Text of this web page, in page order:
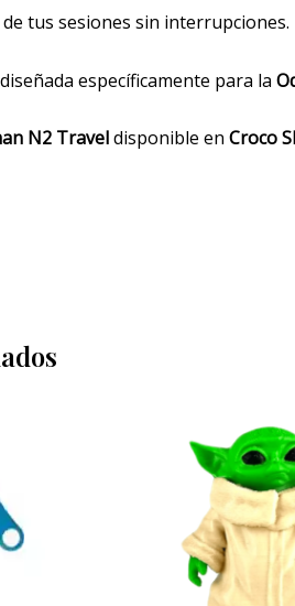
tus sesiones sin interrupciones.
específicamente para la
N2 Traveldisponible en Croco